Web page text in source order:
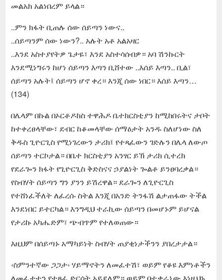
መልአክ አልነበረም ይላል።
..ምን ክፋት ቢጠሉ ሰው ሰይጣን ነውና..
..ሰይጣንም ሰው ነውን?.. አሉት አቶ አልአዛር
..እንደ አስተያየትዎ ጌታዬ፣ እንደ አስተሳሰብዎ። አባ ሽንኩርት
እንደሚነግሩን ከሆነ ሰይጣን እጣን ቢሸተው ..እሰይ እጣን.. ቢል፣
ሰይጣን አሉት፤ ሰይጣን ሆኖ ቀረ። እንጂ ሰው ነበር። እሰይ እጣን…
(134)
በሌላም በኩል በኦርቶዶክስ ተዋሕዶ ቤተክርስቲያን ከሚከበሩትና ታቦት
ከተቀረፀላቸው፣ ደብር ከቆመላቸው ሰማዕታት አንዱ ስለሆነው ስለ
ቅዱስ ጊዮርጊስ የሚነገረውን ታሪክ፤ የተጻፈውን ገድሉን በሌላ ለውጦ
ሰይጣን ተርኮታል። በቤተ ክርስቲያን አንፃር ይኽ ታሪክ ሲተረክ
የደራጐን ክፋት የጊዮርጊስ ቅድስናና ኃያልነት ጐልቶ ይንፀባረቃል።
የስብሃት ሰይጣን ግን ያንን ይሽረዋል። ደራጐን ለጊዮርጊስ
የተሸነፈችለት ለፈረሱ ስትል እንጂ በአንድ ትንፋሽ ልታጠፋው ትችል
እንደነበር ይተርካል። እንግዲህ ተራኪው ሰይጣን በመሆኑም ይሆናል
የታሪኩ አካሔድም፣ ጭብጥም የተለወጠው።
እዚህም በሰይጣኑ አማካይነት ስብሃት ጠያቂነታችንን ያበረታታል።
‹ስምንተኛው ጋጋታ› ሃይማኖትን ለመፈተሽ፣ ወይም የቆዩ እምነቶችን
ለመፈታተን የተጻፈ ድርሰት አይደለም። ወይም በተቃራኒው እነዚህኑ